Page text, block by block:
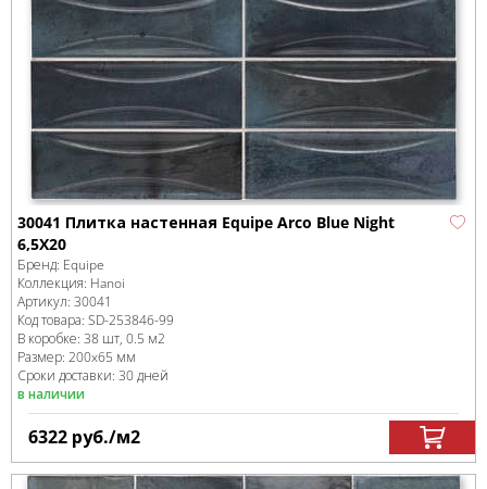
30041 Плитка настенная Equipe Arco Blue Night
6,5X20
Бренд: Equipe
Коллекция: Hanoi
Артикул: 30041
Код товара: SD-253846-99
В коробке: 38 шт, 0.5 м2
Размер: 200x65 мм
Сроки доставки: 30 дней
в наличии
6322 руб./м2